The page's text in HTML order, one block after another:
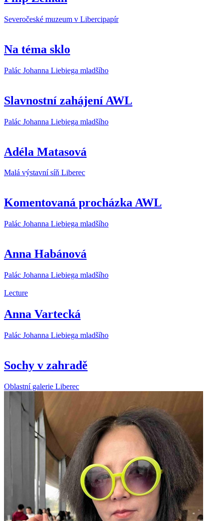
Severočeské muzeum v Libercipapír
Na téma sklo
Palác Johanna Liebiega mladšího
Slavnostní zahájení AWL
Palác Johanna Liebiega mladšího
Adéla Matasová
Malá výstavní síň Liberec
Komentovaná procházka AWL
Palác Johanna Liebiega mladšího
Anna Habánová
Palác Johanna Liebiega mladšího
Lecture
Anna Vartecká
Palác Johanna Liebiega mladšího
Sochy v zahradě
Oblastní galerie Liberec